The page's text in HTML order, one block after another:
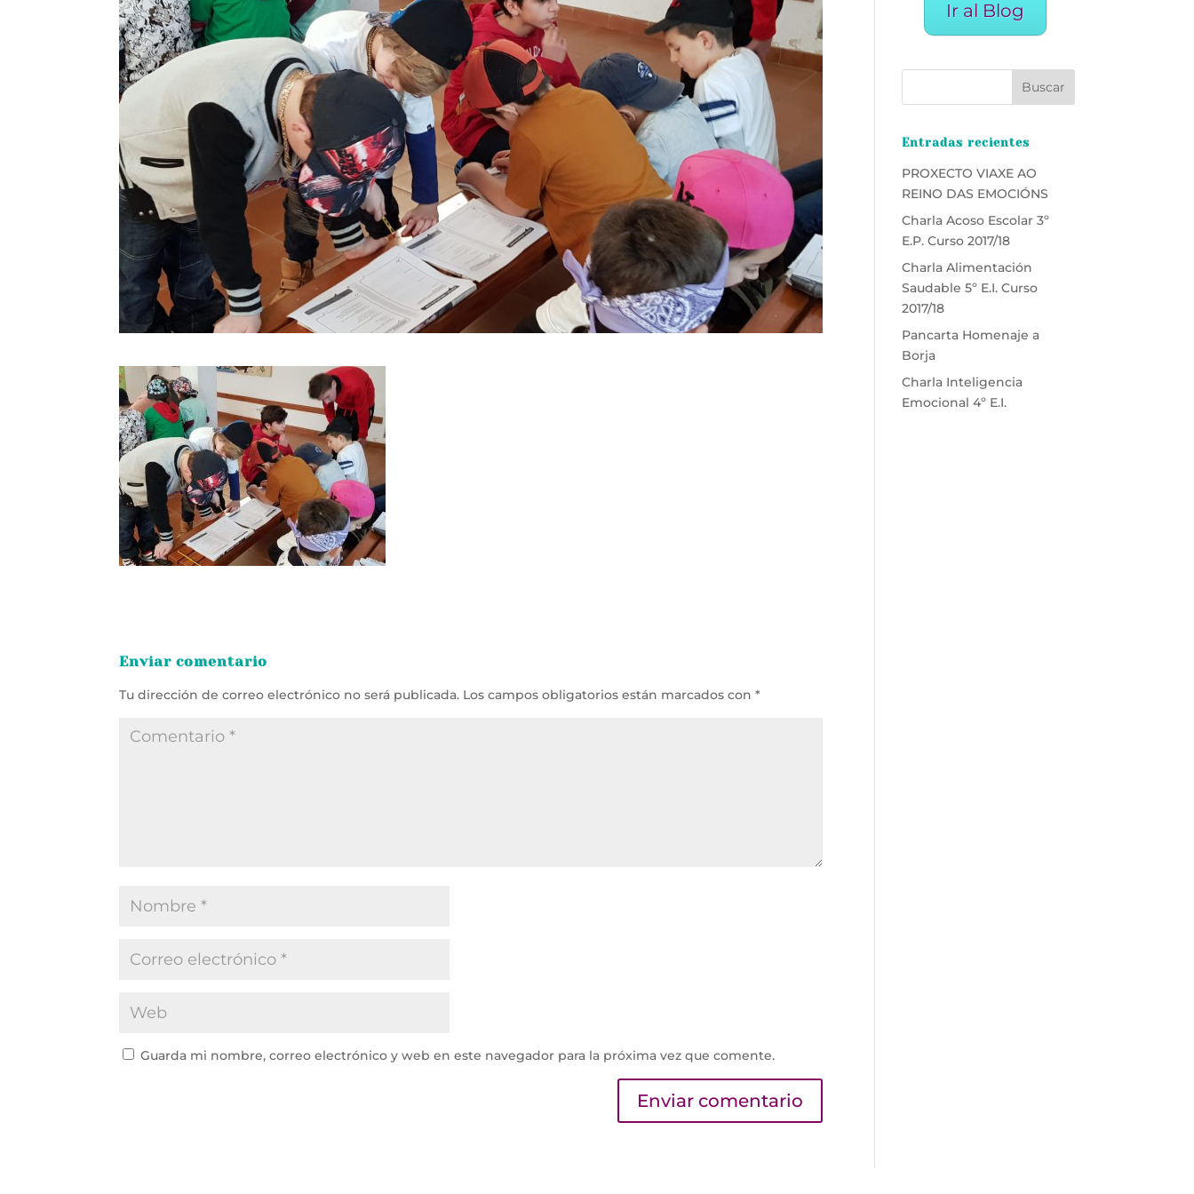
Enviar comentario
Tu dirección de correo electrónico no será publicada. Los campos obligatorios están marcados con*
Guarda mi nombre, correo electrónico y web en este navegador para la próxima vez que comente.
Ir al Blog
Entradas recientes
PROXECTO VIAXE AO
REINO DAS EMOCIÓNS
Charla Acoso Escolar 3º
E.P. Curso 2017/18
Charla Alimentación
Saudable 5º E.I. Curso
2017/18
Pancarta Homenaje a
Borja
Charla Inteligencia
Emocional 4º E.I.